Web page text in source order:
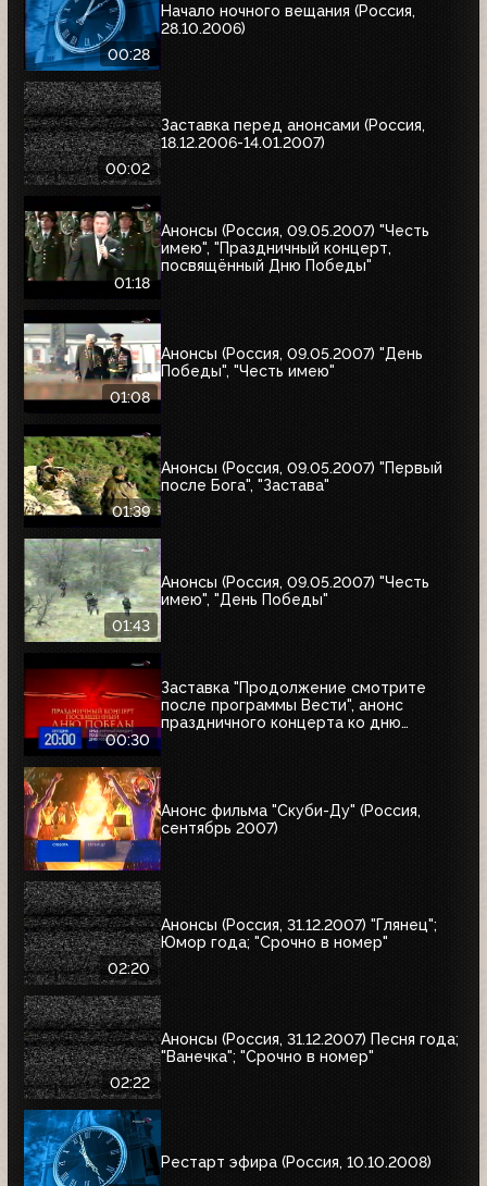
00:28
Начало ночного вещания (Россия,
28.10.2006)
00:02
Заставка перед анонсами (Россия,
18.12.2006-14.01.2007)
01:18
Анонсы (Россия, 09.05.2007) "Честь
имею", "Праздничный концерт,
посвящённый Дню Победы"
01:08
Анонсы (Россия, 09.05.2007) "День
Победы", "Честь имею"
01:39
Анонсы (Россия, 09.05.2007) "Первый
после Бога", "Застава"
01:43
Анонсы (Россия, 09.05.2007) "Честь
имею", "День Победы"
00:30
Заставка "Продолжение смотрите
после программы Вести", анонс
праздничного концерта ко дню
Анонс фильма "Скуби-Ду" (Россия,
сентябрь 2007)
02:20
Анонсы (Россия, 31.12.2007) "Глянец";
Юмор года; "Срочно в номер"
02:22
Анонсы (Россия, 31.12.2007) Песня года;
"Ванечка"; "Срочно в номер"
Рестарт эфира (Россия, 10.10.2008)